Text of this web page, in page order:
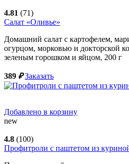
4.81 (71)
Салат «Оливье»
Домашний салат с картофелем,
огурцом, морковью и докторской
зеленым горошком и яйцом, 200 г
389 ₽ Заказать
Добавлено в корзину
new
4.8 (100)
Профитроли с паштетом из